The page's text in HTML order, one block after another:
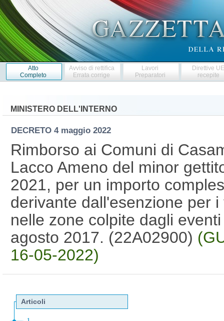
Atto
Completo
Avviso di rettifica
Errata corrige
Lavori
Preparatori
Direttive
recepite
MINISTERO DELL'INTERNO
DECRETO 4 maggio 2022
Rimborso ai Comuni di
Lacco Ameno del minor
2021, per un importo
derivante dall'esenzione per
nelle zone colpite dagli
agosto 2017. (22A02900)
16-05-2022)